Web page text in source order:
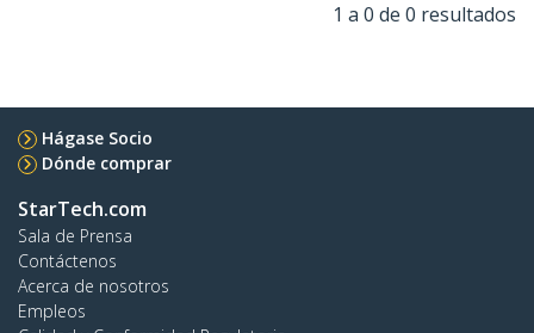
1 a 0 de 0 resultados
Hágase Socio
Dónde comprar
StarTech.com
Sala de Prensa
Contáctenos
Acerca de nosotros
Empleos